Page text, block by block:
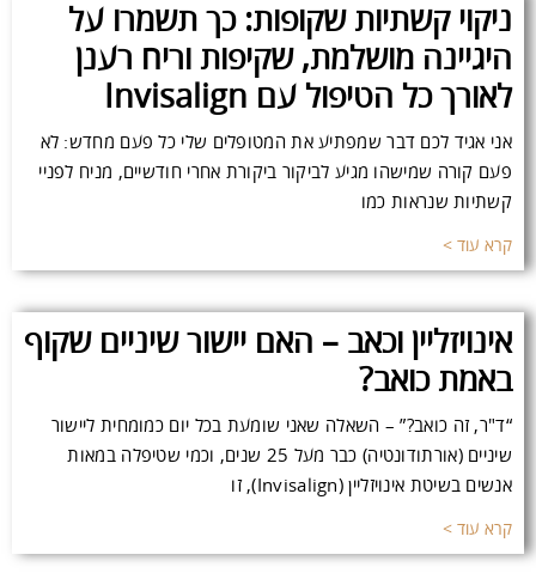
ניקוי קשתיות שקופות: כך תשמרו על
היגיינה מושלמת, שקיפות וריח רענן
לאורך כל הטיפול עם Invisalign
אני אגיד לכם דבר שמפתיע את המטופלים שלי כל פעם מחדש: לא
פעם קורה שמישהו מגיע לביקור ביקורת אחרי חודשיים, מניח לפניי
קשתיות שנראות כמו
קרא עוד >
אינויזליין וכאב – האם יישור שיניים שקוף
באמת כואב?
“ד"ר, זה כואב?” – השאלה שאני שומעת בכל יום כמומחית ליישור
שיניים (אורתודונטיה) כבר מעל 25 שנים, וכמי שטיפלה במאות
אנשים בשיטת אינויזליין (Invisalign), זו
קרא עוד >